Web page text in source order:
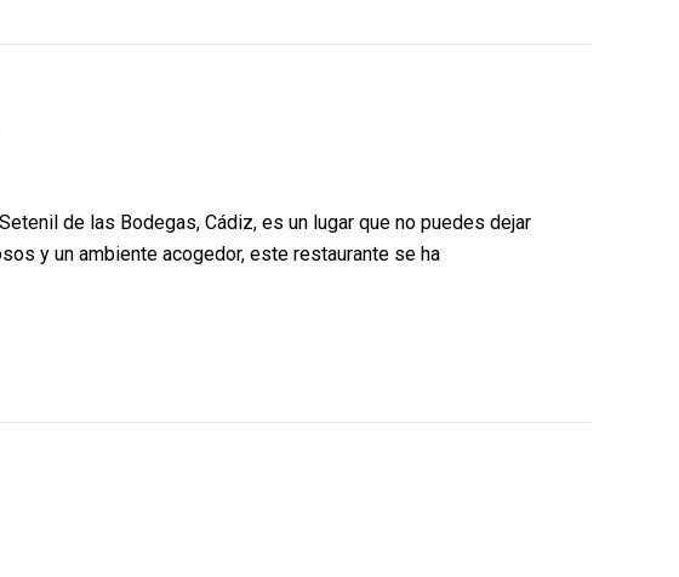
de las Bodegas, Cádiz, es un lugar que no puedes dejar
y un ambiente acogedor, este restaurante se ha